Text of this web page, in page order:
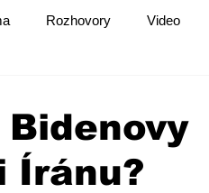
Rozhovory Video
Íránu?